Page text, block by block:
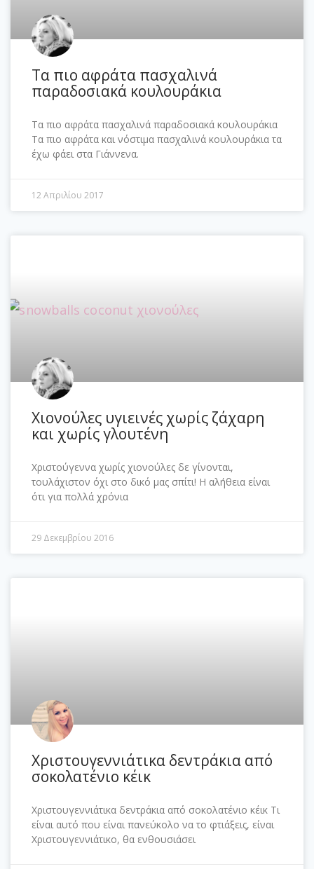
Τα πιο αφράτα πασχαλινά
παραδοσιακά κουλουράκια
Τα πιο αφράτα πασχαλινά παραδοσιακά κουλουράκια
Τα πιο αφράτα και νόστιμα πασχαλινά κουλουράκια τα
έχω φάει στα Γιάννενα.
12 Απριλίου 2017
Χιονούλες υγιεινές χωρίς ζάχαρη
και χωρίς γλουτένη
Χριστούγεννα χωρίς χιονούλες δε γίνονται,
τουλάχιστον όχι στο δικό μας σπίτι! Η αλήθεια είναι
ότι για πολλά χρόνια
29 Δεκεμβρίου 2016
Χριστουγεννιάτικα δεντράκια από
σοκολατένιο κέικ
Χριστουγεννιάτικα δεντράκια από σοκολατένιο κέικ Τι
είναι αυτό που είναι πανεύκολο να το φτιάξεις, είναι
Χριστουγεννιάτικο, θα ενθουσιάσει